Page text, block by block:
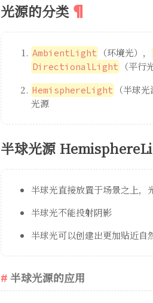
光源的分类
AmbientLight （环境光），
DirectionalLight （平
HemisphereLight （半球光
光源
半球光源
半球光直接放置于场景之上，
半球光不能投射阴影
半球光可以创建出更加贴近自
半球光源的应用